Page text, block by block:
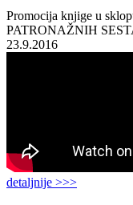
Promocija knjige u
PATRONAŽNIH
23.9.2016
detaljnije >>>